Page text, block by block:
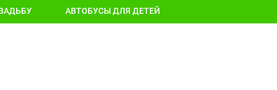
АВТОБУСЫ ДЛЯ ДЕТЕЙ